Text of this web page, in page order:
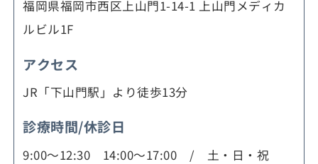
福岡県福岡市西区上山門1-14-1 上山門メディカ
ルビル1F
アクセス
JR「下山門駅」より徒歩13分
診療時間/休診日
9:00～12:30 14:00～17:00 / 土・日・祝